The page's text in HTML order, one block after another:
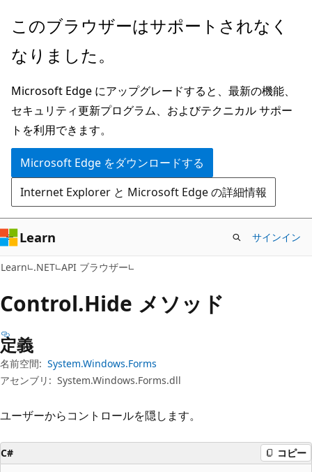
メ
ン
ン
テ
ン
ツ
に
ス
キ
ッ
プ
ペ
ジ
ナ
ビ
ゲ
ー
シ
ョ
ン
に
ス
キ
ッ
プ
このブラウザーはサポートされなく
なりました。
Microsoft Edge にアップグレードすると、最新の機能、
セキュリティ更新プログラム、およびテクニカル サポー
トを利用できます。
Microsoft Edge をダウンロードする
Internet Explorer と Microsoft Edge の詳細情報
Learn サインイン
Learn .NET API ブラウザー
Control.Hide メソッド
定義
名前空間: System.Windows.Forms
アセンブリ: System.Windows.Forms.dll
ユーザーからコントロールを隠します。
C# コピー